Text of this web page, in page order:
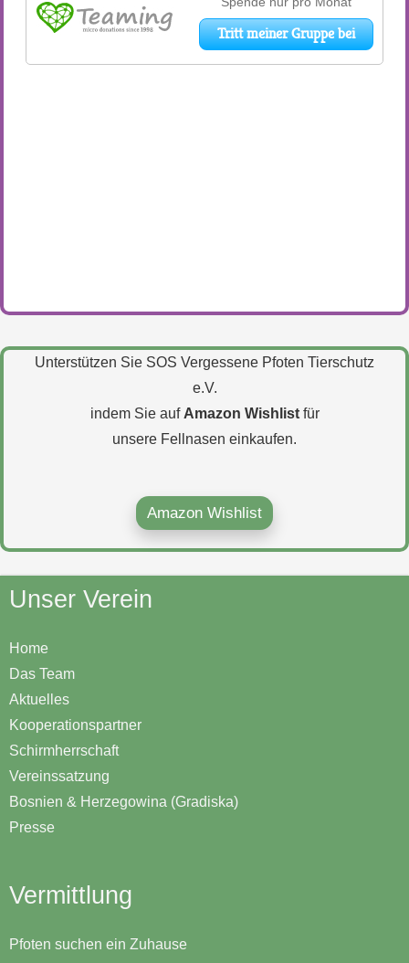
Unterstützen Sie SOS Vergessene Pfoten Tierschutz
e.V.
indem Sie auf Amazon Wishlistfür
unsere Fellnasen einkaufen.
Amazon Wishlist
Unser Verein
Home
Das Team
Aktuelles
Kooperationspartner
Schirmherrschaft
Vereinssatzung
Bosnien & Herzegowina (Gradiska)
Presse
Vermittlung
Pfoten suchen ein Zuhause